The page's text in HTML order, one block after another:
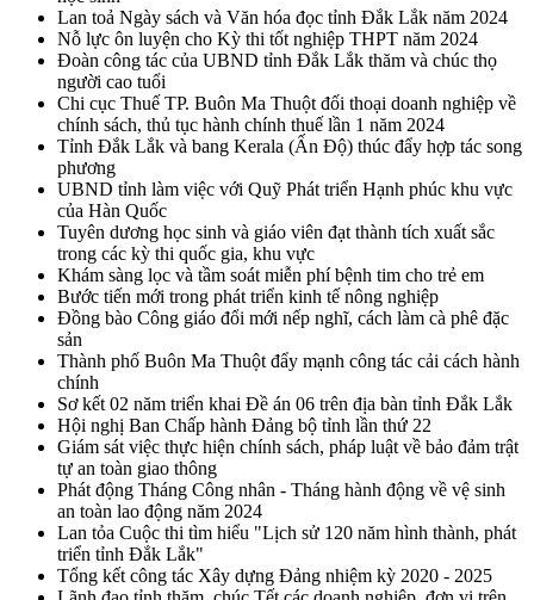
Lan toả Ngày sách và Văn hóa đọc tỉnh Đắk Lắk năm 2024
Nỗ lực ôn luyện cho Kỳ thi tốt nghiệp THPT năm 2024
Đoàn công tác của UBND tỉnh Đắk Lắk thăm và chúc thọ
người cao tuổi
Chi cục Thuế TP. Buôn Ma Thuột đối thoại doanh nghiệp về
chính sách, thủ tục hành chính thuế lần 1 năm 2024
Tỉnh Đắk Lắk và bang Kerala (Ấn Độ) thúc đẩy hợp tác song
phương
UBND tỉnh làm việc với Quỹ Phát triển Hạnh phúc khu vực
của Hàn Quốc
Tuyên dương học sinh và giáo viên đạt thành tích xuất sắc
trong các kỳ thi quốc gia, khu vực
Khám sàng lọc và tầm soát miễn phí bệnh tim cho trẻ em
Bước tiến mới trong phát triển kinh tế nông nghiệp
Đồng bào Công giáo đổi mới nếp nghĩ, cách làm cà phê đặc
sản
Thành phố Buôn Ma Thuột đẩy mạnh công tác cải cách hành
chính
Sơ kết 02 năm triển khai Đề án 06 trên địa bàn tỉnh Đắk Lắk
Hội nghị Ban Chấp hành Đảng bộ tỉnh lần thứ 22
Giám sát việc thực hiện chính sách, pháp luật về bảo đảm trật
tự an toàn giao thông
Phát động Tháng Công nhân - Tháng hành động về vệ sinh
an toàn lao động năm 2024
Lan tỏa Cuộc thi tìm hiểu "Lịch sử 120 năm hình thành, phát
triển tỉnh Đắk Lắk"
Tổng kết công tác Xây dựng Đảng nhiệm kỳ 2020 - 2025